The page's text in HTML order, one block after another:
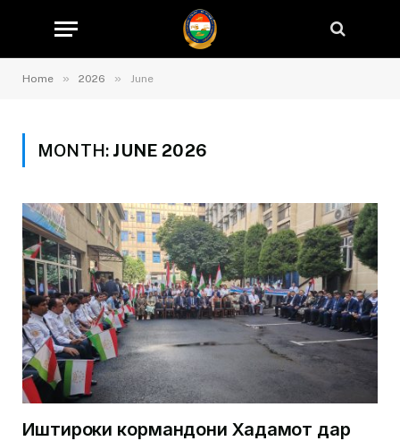
Home » 2026 » June
MONTH: JUNE 2026
Иштироки кормандони Хадамот дар